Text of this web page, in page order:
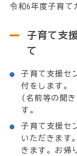
令和6年度子育て
子育て支
て
子育て支援セ
付をします。
(名前等の聞
す。
子育て支援セ
いただきます
きます。お帰